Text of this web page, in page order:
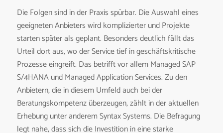
Die Folgen sind in der Praxis spürbar. Die Auswahl eines
geeigneten Anbieters wird komplizierter und Projekte
starten später als geplant. Besonders deutlich fällt das
Urteil dort aus, wo der Service tief in geschäftskritische
Prozesse eingreift. Das betrifft vor allem Managed SAP
S/4HANA und Managed Application Services. Zu den
Anbietern, die in diesem Umfeld auch bei der
Beratungskompetenz überzeugen, zählt in der aktuellen
Erhebung unter anderem Syntax Systems. Die Befragung
legt nahe, dass sich die Investition in eine starke